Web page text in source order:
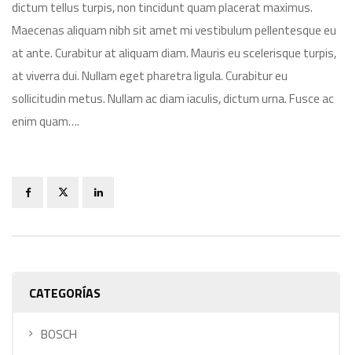
CATEGORÍAS
BOSCH
dictum tellus turpis, non tincidunt quam placerat maximus.
Maecenas aliquam nibh sit amet mi vestibulum pellentesque eu
at ante. Curabitur at aliquam diam. Mauris eu scelerisque turpis,
at viverra dui. Nullam eget pharetra ligula. Curabitur eu
sollicitudin metus. Nullam ac diam iaculis, dictum urna. Fusce ac
enim quam….